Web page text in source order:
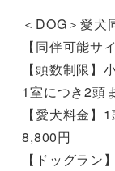
＜DOG＞愛犬
【同伴可能サ
【頭数制限】
1室につき2頭
【愛犬料金】
8,800円
【ドッグラン